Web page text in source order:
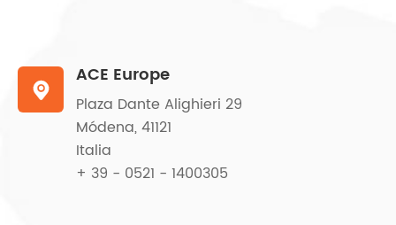

ACE Europe
Plaza Dante Alighieri 29
Módena, 41121
Italia
+ 39 - 0521 - 1400305